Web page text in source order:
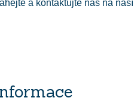
a kontaktujte nás na naší